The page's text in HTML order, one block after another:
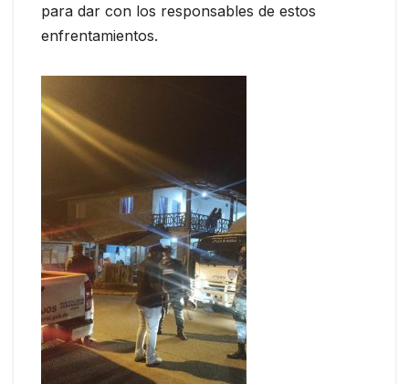
para dar con los responsables de estos
enfrentamientos.